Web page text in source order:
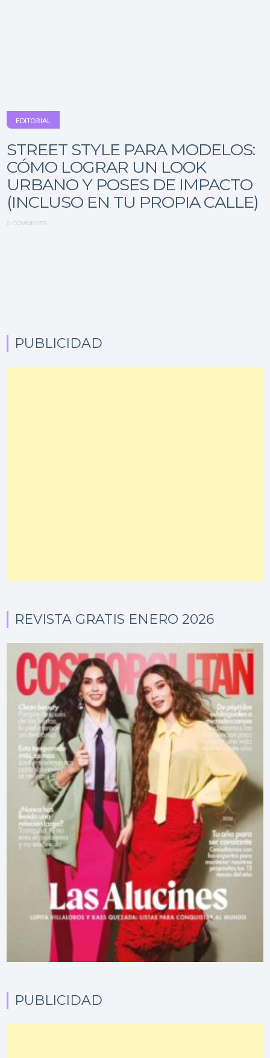
EDITORIAL
STREET STYLE PARA MODELOS:
CÓMO LOGRAR UN LOOK
URBANO Y POSES DE IMPACTO
(INCLUSO EN TU PROPIA CALLE)
0 COMMENTS
PUBLICIDAD
REVISTA GRATIS ENERO 2026
PUBLICIDAD